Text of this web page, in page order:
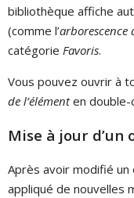
bibliothèque affiche
(comme l’arborescence
catégorie Favoris.
Vous pouvez ouvrir à
de l’élémenten double-
Mise à jour
Après avoir modifié
appliqué de nouvelles